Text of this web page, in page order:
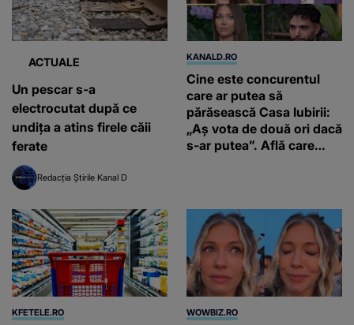
ACTUALE
Un pescar s-a
electrocutat după ce
undița a atins firele căii
ferate
Redacția Știrile Kanal D
KANALD.RO
Cine este concurentul
care ar putea să
părăsească Casa Iubirii:
„Aș vota de două ori dacă
s-ar putea”. Află care
19:00, la Kanal D
KFETELE.RO WOWBIZ.RO